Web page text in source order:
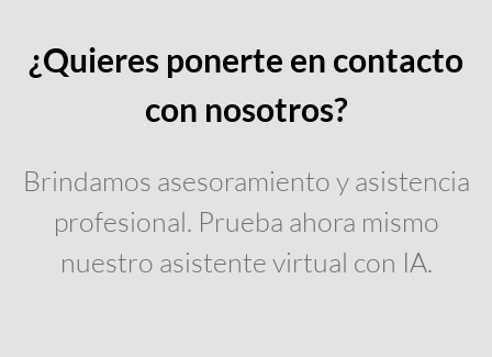
¿Quieres ponerte en contacto
con nosotros?
Brindamos asesoramiento y asistencia
profesional. Prueba ahora mismo
nuestro asistente virtual con IA.